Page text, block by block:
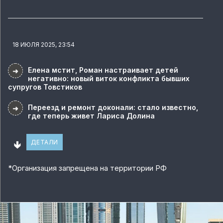
18 ИЮЛЯ 2025, 23:54
➜
Елена мстит, Роман настраивает детей
негативно: новый виток конфликта бывших
супругов Товстиков
➜
Переезд и ремонт доконали: стало известно,
где теперь живет Лариса Долина
🢃 ДЕТАЛИ
*Организация запрещена на территории РФ